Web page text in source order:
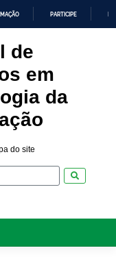
PARTICIPE
de
em
da
do site